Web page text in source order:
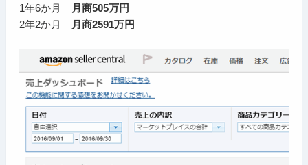
1年6か月
月商505万円
2年2か月
月商2591万円